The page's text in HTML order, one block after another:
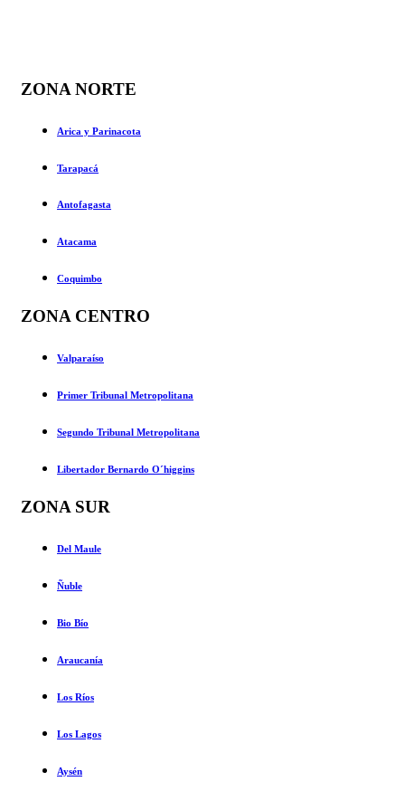
ZONA NORTE
Arica y Parinacota
Tarapacá
Antofagasta
Atacama
Coquimbo
ZONA CENTRO
Valparaíso
Primer Tribunal Metropolitana
Segundo Tribunal Metropolitana
Libertador Bernardo O´higgins
ZONA SUR
Del Maule
Ñuble
Bio Bío
Araucanía
Los Ríos
Los Lagos
Aysén